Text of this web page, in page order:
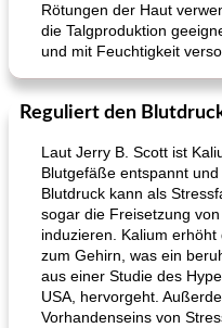
Rötungen der Haut
die Talgproduktion
und mit Feuchtigkeit
Reguliert den
Laut Jerry B. Scott ist
Blutgefäße entspannt
Blutdruck kann als
sogar die Freisetzung
induzieren. Kalium
zum Gehirn, was ein
aus einer Studie des
USA, hervorgeht.
Vorhandenseins von